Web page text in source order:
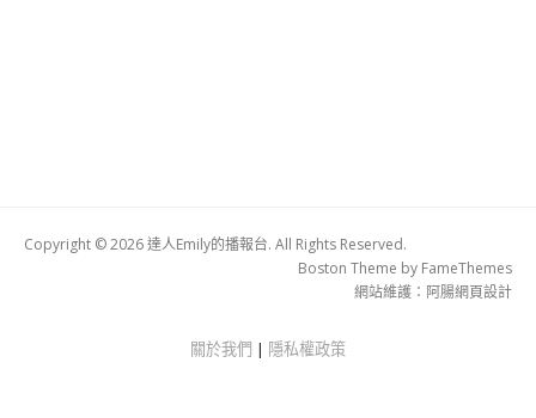
Copyright © 2026 達人Emily的播報台. All Rights Reserved.
Boston Theme by FameThemes
網站維護： 阿腸網頁設計
關於我們 | 隱私權政策